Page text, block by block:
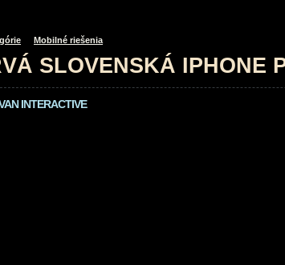
Mobilné riešenia
SLOVENSKÁ IPHONE
INTERACTIVE